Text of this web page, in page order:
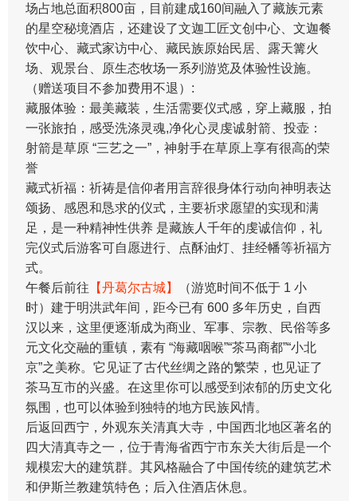
场占地总面积800亩，目前建成160间融入了藏族元素
的星空秘境酒店，还建设了文迦工匠文创中心、文迦餐
饮中心、藏式家访中心、藏民族原始民居、露天篝火
场、观景台、原生态牧场一系列游览及体验性设施。
（赠送项目不参加费用不退）:
藏服体验：最美藏装，生活需要仪式感，穿上藏服，拍
一张旅拍，感受洗涤灵魂,净化心灵虔诚射箭、投壶：
射箭是草原 “三艺之一”，神射手在草原上享有很高的荣
誉
藏式祈福：祈祷是信仰者用言辞很身体行动向神明表达
颂扬、感恩和恳求的仪式，主要祈求愿望的实现和满
足，是一种精神性供养 是藏族人千年的虔诚信仰，礼
完仪式后游客可自愿进行、点酥油灯、挂经幡等祈福方
式。
午餐后前往 【丹葛尔古城】
（游览时间不低于 1 小
时）建于明洪武年间，距今已有 600 多年历史，自西
汉以来，这里便逐渐成为商业、军事、宗教、民俗等多
元文化交融的重镇，素有 “海藏咽喉”“茶马商都”“小北
京”之美称。它见证了古代丝绸之路的繁荣，也见证了
茶马互市的兴盛。在这里你可以感受到浓郁的历史文化
氛围，也可以体验到独特的地方民族风情。
后返回西宁，外观东关清真大寺，中国西北地区著名的
四大清真寺之一，位于青海省西宁市东关大街后是一个
规模宏大的建筑群。其风格融合了中国传统的建筑艺术
和伊斯兰教建筑特色；后入住酒店休息。